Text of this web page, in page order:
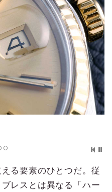
ディテール
る要素のひとつだ。従
レスとは異なる「ハー